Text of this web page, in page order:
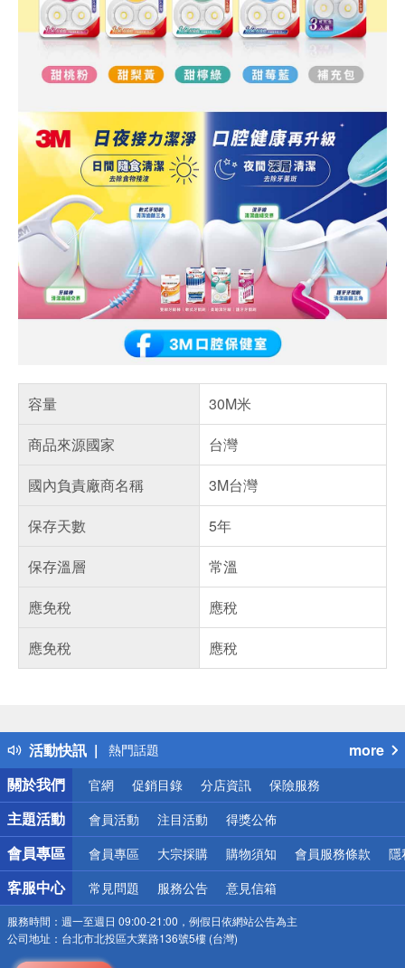
容量
30M米
商品來源國家
台灣
國內負責廠商名稱
3M台灣
保存天數
5年
保存溫層
常溫
應免稅
應稅
應免稅
應稅
活動快訊
得獎公告
熱門話題
銀行優惠
偏遠地區配送
詐騙網頁！請小心！
more
關於我們
官網 促銷目錄 分店資訊 保險服務
主題活動 會員活動 注目活動 得獎公佈
會員專區 會員專區 大宗採購 購物須知 會員服務條款 隱
客服中心 常見問題 服務公告 意見信箱
服務時間： 週一至週日 09:00-21:00，例假日依網站公告為主
公司地址： 台北市北投區大業路136號5樓 (台灣)